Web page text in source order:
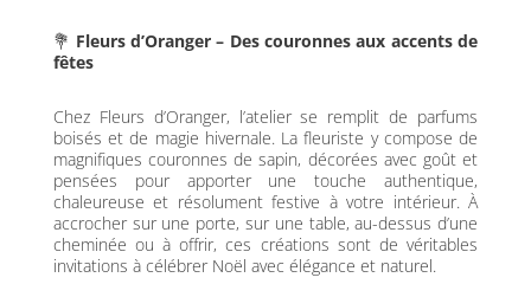
💐 Fleurs d’Oranger – Des couronnes aux accents de
fêtes
Chez Fleurs d’Oranger, l’atelier se remplit de parfums
boisés et de magie hivernale. La fleuriste y compose de
magnifiques couronnes de sapin, décorées avec goût et
pensées pour apporter une touche authentique,
chaleureuse et résolument festive à votre intérieur. À
accrocher sur une porte, sur une table, au-dessus d’une
cheminée ou à offrir, ces créations sont de véritables
invitations à célébrer Noël avec élégance et naturel.